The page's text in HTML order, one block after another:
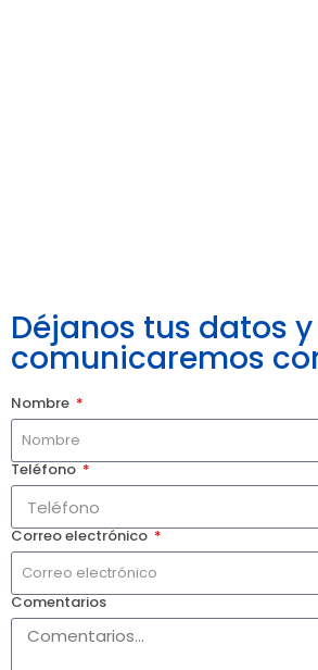
Déjanos tus datos
comunicaremos
Nombre
Teléfono
Correo electrónico
Comentarios